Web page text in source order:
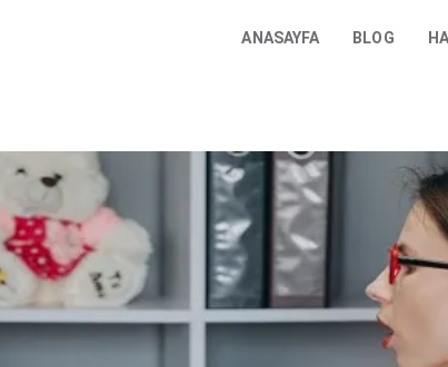
ANASAYFA BLOG